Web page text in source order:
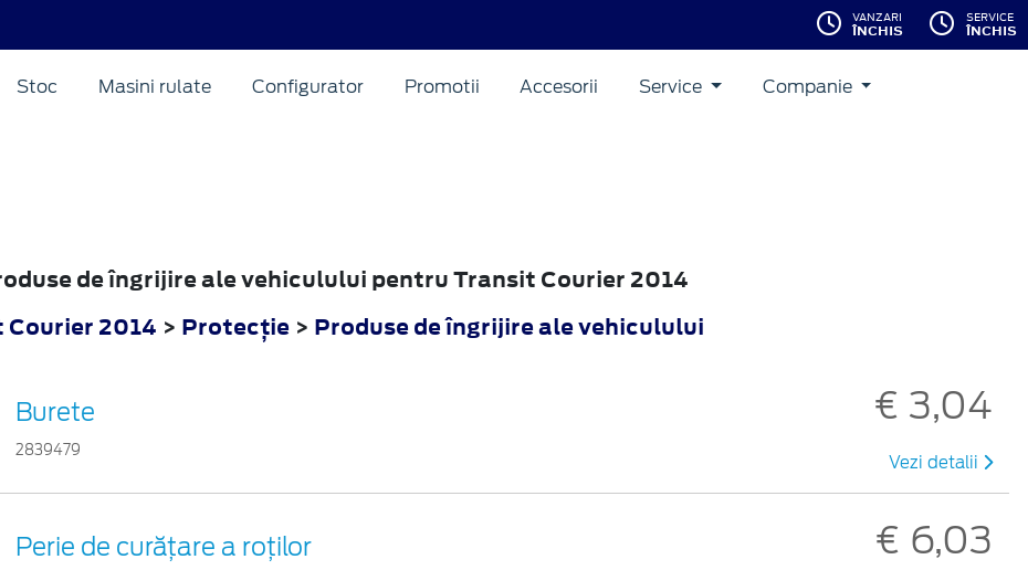
VANZARI
ÎNCHIS
SERVICE
ÎNCHIS
Stoc Masini rulate Configurator Promotii Accesorii Service Companie
de îngrijire ale vehiculului pentru Transit Courier 2014
Courier 2014 > Protecţie > Produse de îngrijire ale vehiculului
Burete
2839479
€ 3,04
Vezi detalii
Perie de curățare a roților € 6,03